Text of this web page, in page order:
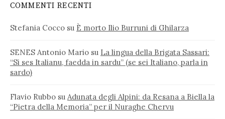
COMMENTI RECENTI
Stefania Cocco su È morto Ilio Burruni di Ghilarza
SENES Antonio Mario su La lingua della Brigata Sassari:
“Si ses Italianu, faedda in sardu” (se sei Italiano, parla in
sardo)
Flavio Rubbo su Adunata degli Alpini: da Resana a Biella la
“Pietra della Memoria” per il Nuraghe Chervu